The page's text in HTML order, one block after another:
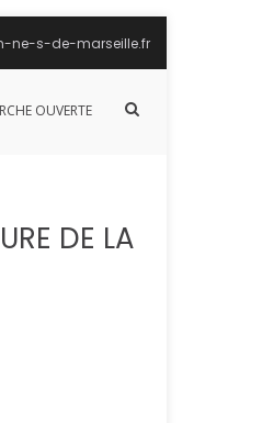
ne-s-de-marseille.fr
OUVERTE
Afficher
DE LA